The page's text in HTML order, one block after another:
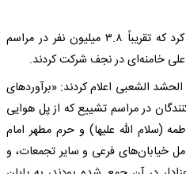
الحشد الشعبی روز چهارشنبه اعلام کرد که تقریباً ۳.۸ میلیون نفر در مراسم
خامنه‌ای در نجف شرکت کردند.
الحشد الشعبی اعلام کردند: «برآوردهای
در مراسم تشییع که از پل هوایی
(سلام الله علیها) و حرم مطهر امام
خیابان‌های فرعی و سایر تجمعات، و